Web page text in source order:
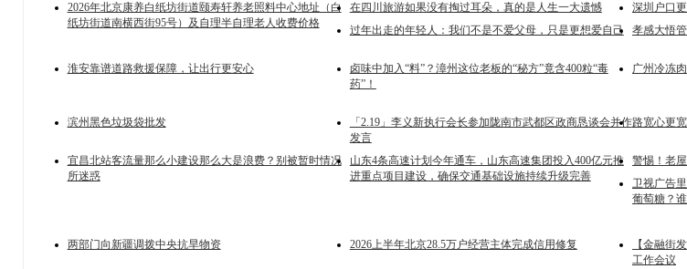
2026年北京康养白纸坊街道颐寿轩养老照料中心地址（白
纸坊街道南横西街95号）及自理半自理老人收费价格
在四川旅游如果没有掏过耳朵，真的是人生一大遗憾 深圳户口
过年出走的年轻人：我们不是不爱父母，只是更想爱自己
孝感大悟
淮安靠谱道路救援保障，让出行更安心
卤味中加入“料”？漳州这位老板的“秘方”竟含400粒“毒
药”！
广州冷冻
滨州黑色垃圾袋批发
「2.19」李义新执行会长参加陇南市武都区政商恳谈会并作
发言
路宽心更
宜昌北站客流量那么小建设那么大是浪费？别被暂时情况
所迷惑
山东4条高速计划今年通车，山东高速集团投入400亿元推
进重点项目建设，确保交通基础设施持续升级完善
警惕！老
卫视广告
葡萄糖？
两部门向新疆调拨中央抗旱物资
2026上半年北京28.5万户经营主体完成信用修复
【金融街
工作会议